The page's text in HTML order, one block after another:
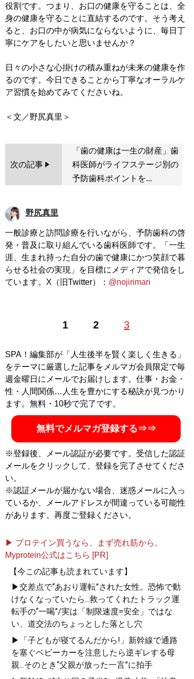
役割です。つまり、お口の健康を守ることは、全
身の健康を守ることに直結するのです。そう考え
ると、お口の中が病気にならないように、毎日丁
寧にケアをしたいと思いませんか？
日々の小さな心掛けの積み重ねが未来の健康を作
るのです。今日できることから丁寧なオーラルケ
ア習慣を始めてみてくださいね。
次の記事
「歯の健康は一生の財産」歯
科医師がライフステージ別の
予防歯科ポイントを...
野尻真里
一般診療と訪問診療を行いながら、予防歯科の啓
発・普及に取り組んでいる歯科医師です。「一生
涯、生まれ持った自分の歯で健康にかつ笑顔で暮
らせる社会の実現」を目標にメディアで発信をし
ています。X（旧Twitter）： @nojirimari
1 2 3
SPA！編集部が「人生後半を賢く楽しく生きる」
をテーマに厳選した記事をメルマガ会員限定で毎
週金曜日にメールでお届けします。仕事・お金・
性・人間関係…人生を豊かにする秘訣が見つかり
ます。無料・10秒で完了です。
無料でメルマガ登録する⇒⇒
※登録後、メール認証が必要です。受信した認証
メールをクリックして、登録を完了させてくださ
い。
※認証メールが届かない場合、迷惑メールに入っ
ているか、メールアドレスが間違っている可能性
があります。再度ご登録ください。
▶ プロテイン買うなら、まず売れ筋から。
Myprotein公式はこちら [PR]
【今この記事も読まれています】
▶交差点で“あおり運転”された女性。恐怖で動
けなくなっていたら...救ってくれたトラック運
転手の“一喝”/実は「制限速度=安全」ではな
い、道交法のちょっとした落とし穴
▶「子どもが寝てるんだから!」新幹線で通路
を塞ぐベビーカーを注意したら逆ギレする母
親...そのとき“父親が放った一言”に拍手